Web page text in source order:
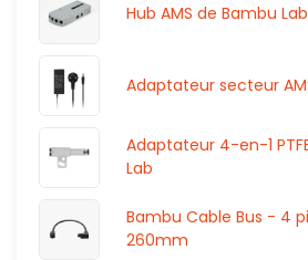
Hub AMS de Bambu Lab
Adaptateur secteur
Adaptateur 4-en-1
Lab
Bambu Cable Bus - 4
260mm